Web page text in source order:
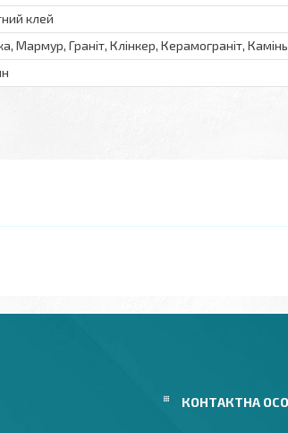
клей
Мармур, Граніт, Клінкер, Керамограніт, Камінь